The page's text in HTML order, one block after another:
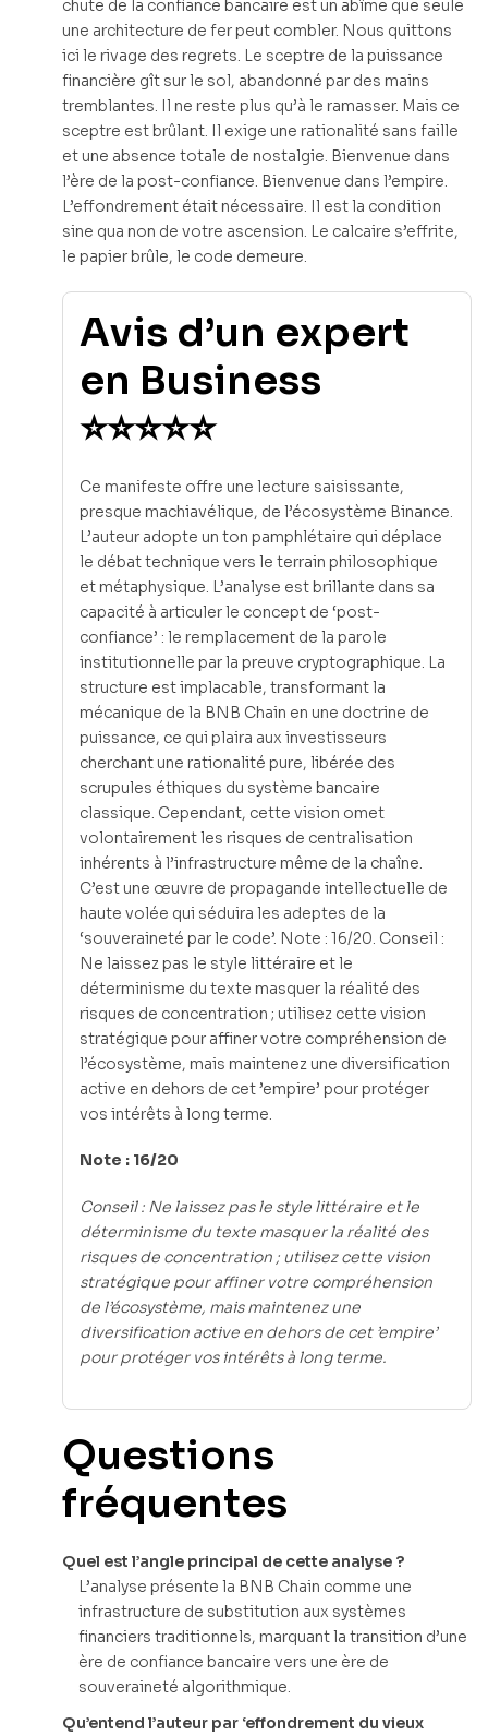
chute de la confiance bancaire est un abîme que seule
une architecture de fer peut combler. Nous quittons
ici le rivage des regrets. Le sceptre de la puissance
financière gît sur le sol, abandonné par des mains
tremblantes. Il ne reste plus qu’à le ramasser. Mais ce
sceptre est brûlant. Il exige une rationalité sans faille
et une absence totale de nostalgie. Bienvenue dans
l’ère de la post-confiance. Bienvenue dans l’empire.
L’effondrement était nécessaire. Il est la condition
sine qua non de votre ascension. Le calcaire s’effrite,
le papier brûle, le code demeure.
Avis d’un expert
en Business
⭐⭐⭐⭐⭐
Ce manifeste offre une lecture saisissante,
presque machiavélique, de l’écosystème Binance.
L’auteur adopte un ton pamphlétaire qui déplace
le débat technique vers le terrain philosophique
et métaphysique. L’analyse est brillante dans sa
capacité à articuler le concept de ‘post-
confiance’ : le remplacement de la parole
institutionnelle par la preuve cryptographique. La
structure est implacable, transformant la
mécanique de la BNB Chain en une doctrine de
puissance, ce qui plaira aux investisseurs
cherchant une rationalité pure, libérée des
scrupules éthiques du système bancaire
classique. Cependant, cette vision omet
volontairement les risques de centralisation
inhérents à l’infrastructure même de la chaîne.
C’est une œuvre de propagande intellectuelle de
haute volée qui séduira les adeptes de la
‘souveraineté par le code’. Note : 16/20. Conseil :
Ne laissez pas le style littéraire et le
déterminisme du texte masquer la réalité des
risques de concentration ; utilisez cette vision
stratégique pour affiner votre compréhension de
l’écosystème, mais maintenez une diversification
active en dehors de cet ’empire’ pour protéger
vos intérêts à long terme.
Note : 16/20
Conseil : Ne laissez pas le style littéraire et le
déterminisme du texte masquer la réalité des
risques de concentration ; utilisez cette vision
stratégique pour affiner votre compréhension
de l’écosystème, mais maintenez une
diversification active en dehors de cet ’empire’
pour protéger vos intérêts à long terme.
Questions
fréquentes
Quel est l’angle principal de cette analyse ?
L’analyse présente la BNB Chain comme une
infrastructure de substitution aux systèmes
financiers traditionnels, marquant la transition d’une
ère de confiance bancaire vers une ère de
souveraineté algorithmique.
Qu’entend l’auteur par ‘effondrement du vieux